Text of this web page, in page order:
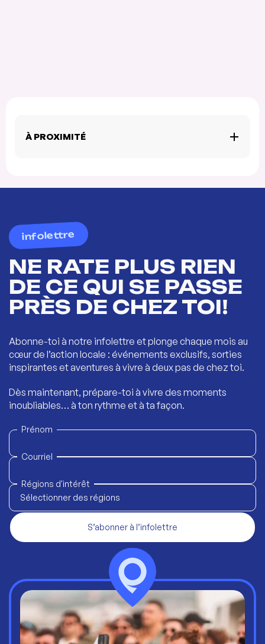
À PROXIMITÉ
infolettre
NE RATE PLUS RIEN
DE CE QUI SE PASSE
PRÈS DE CHEZ TOI!
Abonne-toi à notre infolettre et plonge chaque mois au
cœur de l’action locale : événements exclusifs, sorties
inspirantes et aventures à vivre à deux pas de chez toi.
Dès maintenant, prépare-toi à vivre des moments
inoubliables… à ton rythme et à ta façon.
Prénom
Courriel
Régions d'intérêt
Sélectionner des régions
S’abonner à l’infolettre